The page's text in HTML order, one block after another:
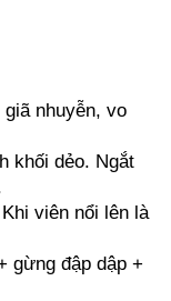
nhuyễn, vo
khối dẻo. Ngắt
viên nổi lên là
gừng đập dập +